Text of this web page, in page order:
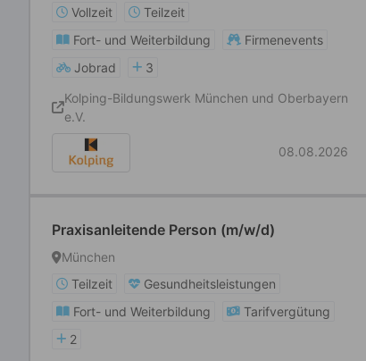
Vollzeit
Teilzeit
Fort- und Weiterbildung
Firmenevents
Jobrad
3
Kolping-Bildungswerk München und Oberbayern
e.V.
08.08.2026
Praxisanleitende Person (m/w/d)
München
Teilzeit
Gesundheitsleistungen
Fort- und Weiterbildung
Tarifvergütung
2